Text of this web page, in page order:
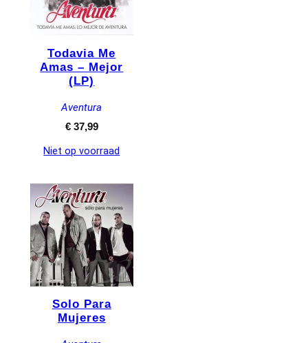
Todavia Me
Amas – Mejor
(LP)
Aventura
€37,99
Niet op voorraad
Solo Para
Mujeres